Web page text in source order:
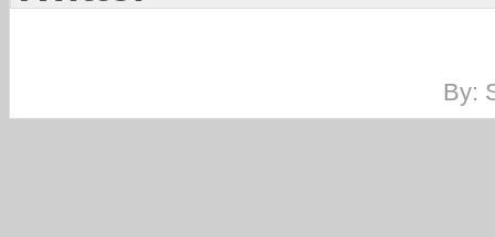
By: